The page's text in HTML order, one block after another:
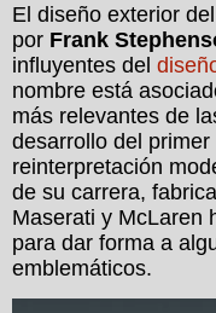
El diseño exterior
por Frank
influyentes del
nombre está
más relevantes de
desarrollo del
reinterpretación
de su carrera,
Maserati y McLaren
para dar forma a
emblemáticos.